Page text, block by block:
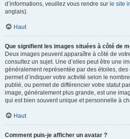
d’informations, veuillez vous rendre sur le site
anglais).
Haut
Que signifient les images situées à côté de
Deux images peuvent apparaître à côté de
consultez un sujet. Une d’elles peut être une
généralement représentée par des étoiles, des
permet d’indiquer votre activité selon le
publié, ou permet de différencier votre statut
image, généralement plus grande, est une
qui est bien souvent unique et personnelle à
Haut
Comment puis-je afficher un avatar ?